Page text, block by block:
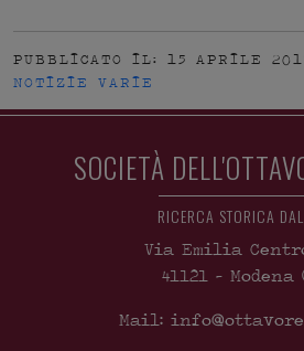
PUBBLICATO IL: 15 APRILE
NOTIZIE VARIE
SOCIETÀ
RICERCA STORICA
Via Emilia
41121 - Modena
Mail: